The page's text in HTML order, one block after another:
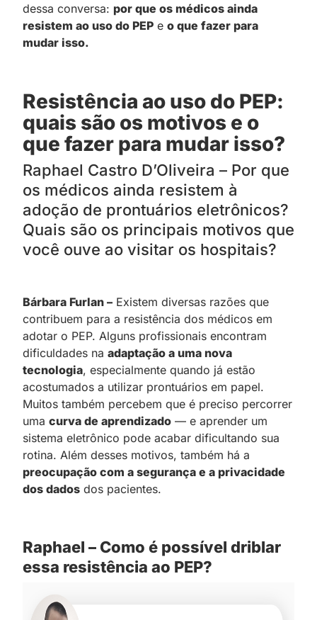
dessa conversa: por que os médicos ainda
resistem ao uso do PEP e o que fazer para
mudar isso.
Resistência ao uso do PEP:
quais são os motivos e o
que fazer para mudar isso?
Raphael Castro D’Oliveira – Por que
os médicos ainda resistem à
adoção de prontuários eletrônicos?
Quais são os principais motivos que
você ouve ao visitar os hospitais?
Bárbara Furlan – Existem diversas razões que
contribuem para a resistência dos médicos em
adotar o PEP. Alguns profissionais encontram
dificuldades na adaptação a uma nova
tecnologia, especialmente quando já estão
acostumados a utilizar prontuários em papel.
Muitos também percebem que é preciso percorrer
uma curva de aprendizado — e aprender um
sistema eletrônico pode acabar dificultando sua
rotina. Além desses motivos, também há a
preocupação com a segurança e a privacidade
dos dados dos pacientes.
Raphael – Como é possível driblar
essa resistência ao PEP?